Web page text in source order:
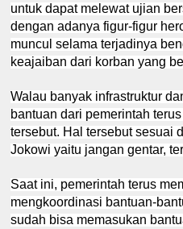
untuk dapat melewat ujian
dengan adanya figur-figur
muncul selama terjadinya
keajaiban dari korban yang
Walau banyak infrastruktur
bantuan dari pemerintah
tersebut. Hal tersebut sesuai
Jokowi yaitu jangan gentar,
Saat ini, pemerintah terus
mengkoordinasi bantuan-
sudah bisa memasukan